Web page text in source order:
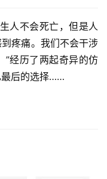
人不会死亡，但是人
疼痛。我们不会干涉
”经历了两起奇异的仿
最后的选择……